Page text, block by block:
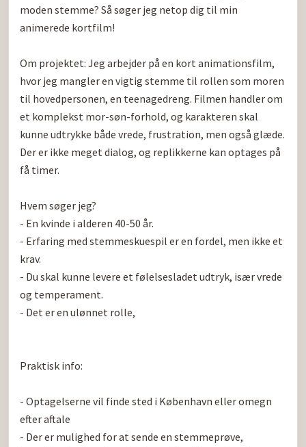
moden stemme? Så søger jeg netop dig til min
animerede kortfilm!
Om projektet: Jeg arbejder på en kort animationsfilm,
hvor jeg mangler en vigtig stemme til rollen som moren
til hovedpersonen, en teenagedreng. Filmen handler om
et komplekst mor-søn-forhold, og karakteren skal
kunne udtrykke både vrede, frustration, men også glæde.
Der er ikke meget dialog, og replikkerne kan optages på
få timer.
Hvem søger jeg?
- En kvinde i alderen 40-50 år.
- Erfaring med stemmeskuespil er en fordel, men ikke et
krav.
- Du skal kunne levere et følelsesladet udtryk, især vrede
og temperament.
- Det er en ulønnet rolle,
Praktisk info:
- Optagelserne vil finde sted i København eller omegn
efter aftale
- Der er mulighed for at sende en stemmeprøve,